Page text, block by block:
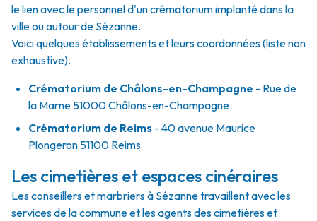
le lien avec le personnel d'un crématorium implanté dans la
ville ou autour de Sézanne.
Voici quelques établissements et leurs coordonnées (liste non
exhaustive).
Crématorium de Châlons-en-Champagne - Rue de
la Marne 51000 Châlons-en-Champagne
Crématorium de Reims - 40 avenue Maurice
Plongeron 51100 Reims
Les cimetières et espaces cinéraires
Les conseillers et marbriers à Sézanne travaillent avec les
services de la commune et les agents des cimetières et